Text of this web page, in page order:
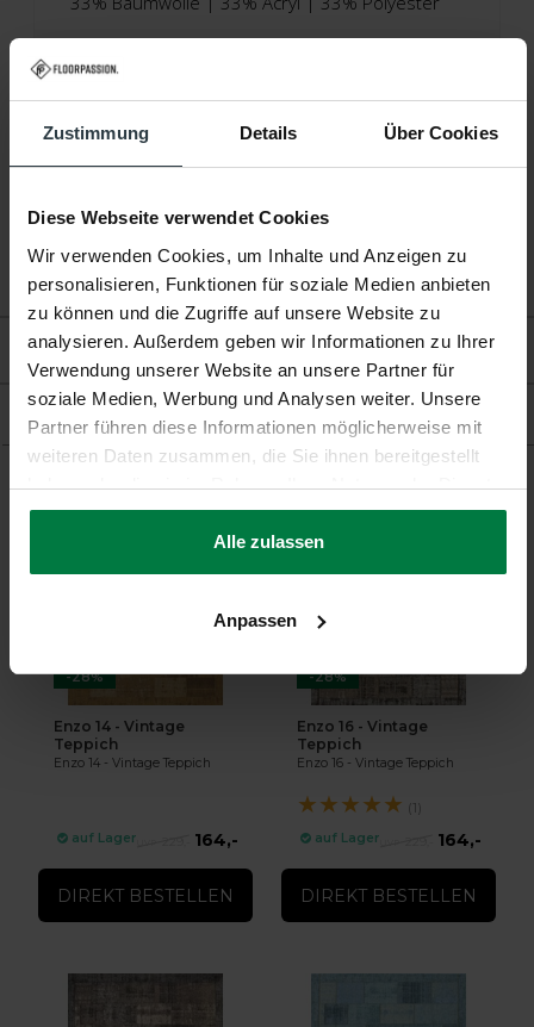
Zustimmung Details Über Cookies
Diese Webseite verwendet Cookies
Wir verwenden Cookies, um Inhalte und Anzeigen zu
personalisieren, Funktionen für soziale Medien anbieten
zu können und die Zugriffe auf unsere Website zu
analysieren. Außerdem geben wir Informationen zu Ihrer
Verwendung unserer Website an unsere Partner für
soziale Medien, Werbung und Analysen weiter. Unsere
Partner führen diese Informationen möglicherweise mit
weiteren Daten zusammen, die Sie ihnen bereitgestellt
haben oder die sie im Rahmen Ihrer Nutzung der Dienste
gesammelt haben.
Alle zulassen
Anpassen
Bewertungen
Produkt
Produktionstechnik: Jacquard-Gewebt
Produktionsland: Italien
Garantie: 2 Jahre
Fußbodenheizung: Geeignet
-28%
Enzo 14 - Vintage
Teppich
Enzo 14 - Vintage Teppich
auf Lager 164,-
DIREKT BESTELLEN
-28%
Enzo 16 - Vintage
Teppich
Enzo 16 - Vintage Teppich
★★★★★ (1)
auf Lager 164,-
DIREKT BESTELLEN